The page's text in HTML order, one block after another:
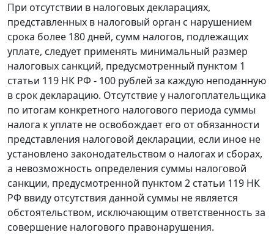
При отсутствии в налоговых декларациях,
представленных в налоговый орган с нарушением
срока более 180 дней, сумм налогов, подлежащих
уплате, следует применять минимальный размер
налоговых санкций, предусмотренный пунктом 1
статьи 119 НК РФ - 100 рублей за каждую неподанную
в срок декларацию. Отсутствие у налогоплательщика
по итогам конкретного налогового периода суммы
налога к уплате не освобождает его от обязанности
представления налоговой декларации, если иное не
установлено законодательством о налогах и сборах,
а невозможность определения суммы налоговой
санкции, предусмотренной пунктом 2 статьи 119 НК
РФ ввиду отсутствия данной суммы не является
обстоятельством, исключающим ответственность за
совершение налогового правонарушения.